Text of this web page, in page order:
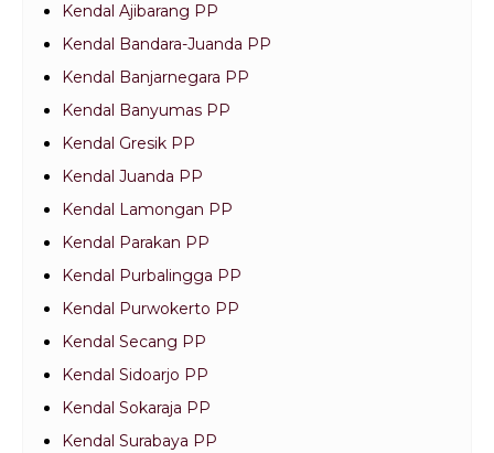
Kendal Ajibarang PP
Kendal Bandara-Juanda PP
Kendal Banjarnegara PP
Kendal Banyumas PP
Kendal Gresik PP
Kendal Juanda PP
Kendal Lamongan PP
Kendal Parakan PP
Kendal Purbalingga PP
Kendal Purwokerto PP
Kendal Secang PP
Kendal Sidoarjo PP
Kendal Sokaraja PP
Kendal Surabaya PP